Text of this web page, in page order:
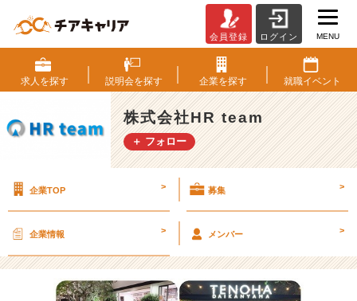
敵
な
テ
ラ
ス
で
し
た
♫
会員登録 ログイン MENU
求人を探す 説明会を探す 企業を探す 就職イベント
株式会社HR team
＋ フォロー
企業TOP > 募集 >
企業情報 > メンバー >